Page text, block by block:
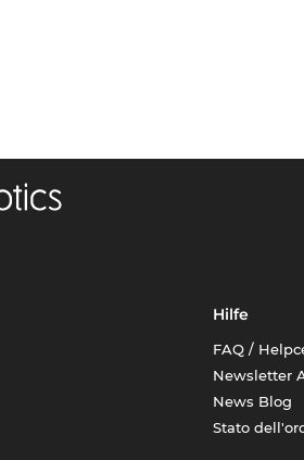
Hilfe
FAQ /
Newsletter
News Blog
Stato